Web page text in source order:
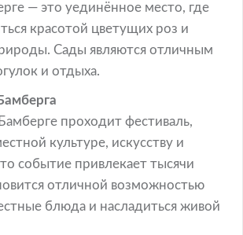
— это уединённое место, где
красотой цветущих роз и
Сады являются отличным
и отдыха.
проходит фестиваль,
культуре, искусству и
событие привлекает тысячи
отличной возможностью
блюда и насладиться живой